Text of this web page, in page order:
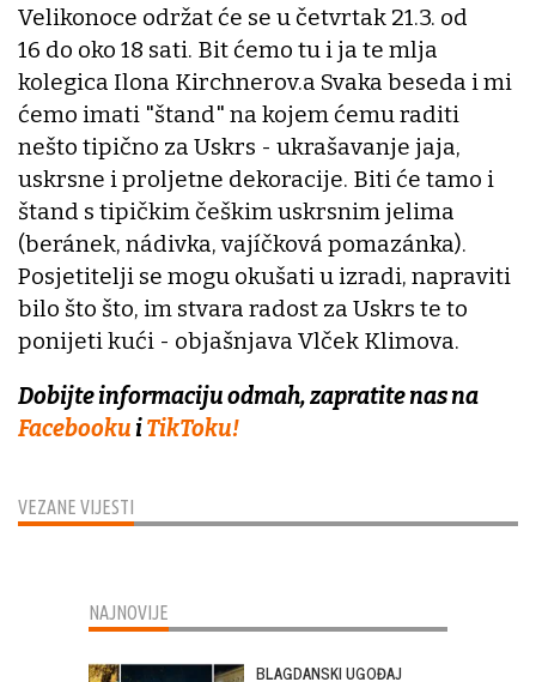
VEZANE VIJESTI
Velikonoce održat će se u četvrtak 21.3. od
16 do oko 18 sati. Bit ćemo tu i ja te mlja
kolegica Ilona Kirchnerov.a Svaka beseda i mi
ćemo imati "štand" na kojem ćemu raditi
nešto tipično za Uskrs - ukrašavanje jaja,
uskrsne i proljetne dekoracije. Biti će tamo i
štand s tipičkim češkim uskrsnim jelima
(beránek, nádivka, vajíčková pomazánka).
Posjetitelji se mogu okušati u izradi, napraviti
bilo što što, im stvara radost za Uskrs te to
ponijeti kući - objašnjava Vlček Klimova.
Dobijte informaciju odmah, zapratite nas na
Facebooku iTikToku!
NAJNOVIJE
BLAGDANSKI UGOĐAJ